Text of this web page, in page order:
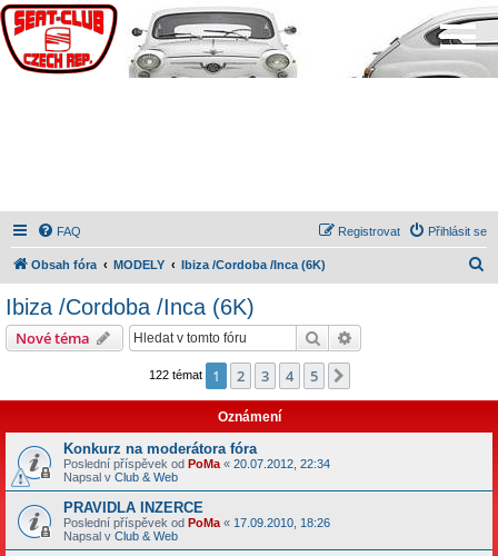
FAQ Přihlásit se
Registrovat
Obsah fóra MODELY Ibiza /Cordoba /Inca (6K)
Ibiza /Cordoba /Inca (6K)
Nové téma Hledat
122 témat 1 2 3 4 5
Oznámení
Konkurz na moderátora fóra
Poslední příspěvek od PoMa « 20.07.2012, 22:34
Napsal v Club & Web
PRAVIDLA INZERCE
Poslední příspěvek od PoMa « 17.09.2010, 18:26
Napsal v Club & Web